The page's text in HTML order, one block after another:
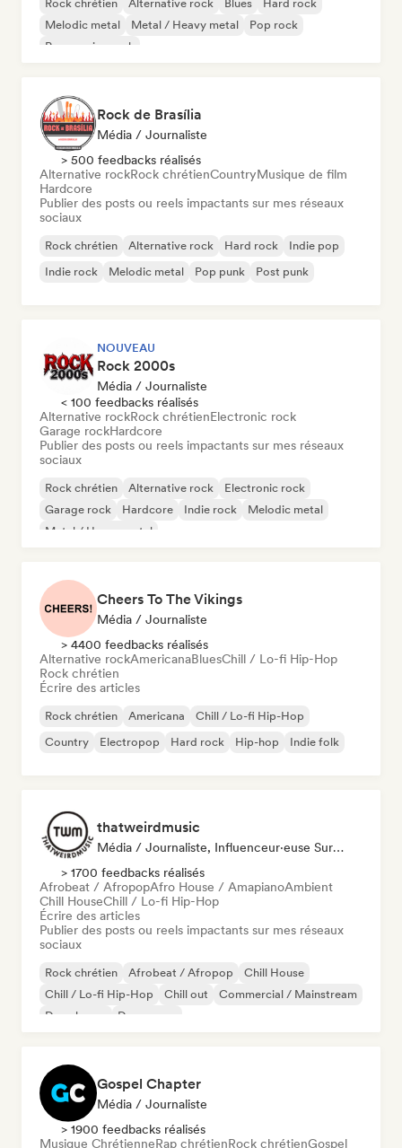
Rock chrétien Alternative rock Blues
Hard rock
Melodic metal
Metal / Heavy metal
Pop rock
Progressive rock
Rock de Brasília
Média / Journaliste
> 500 feedbacks réalisés
Alternative rockRock chrétienCountryMusique de film
Hardcore
Publier des posts ou reels impactants sur mes réseaux
sociaux
Rock chrétien Alternative rock Hard rock
Indie pop
Indie rock
Melodic metal Pop punk Post punk
NOUVEAU
Rock 2000s
Média / Journaliste
< 100 feedbacks réalisés
Alternative rockRock chrétienElectronic rock
Garage rockHardcore
Publier des posts ou reels impactants sur mes réseaux
sociaux
Rock chrétien Alternative rock
Electronic rock
Garage rock
Hardcore Indie rock
Melodic metal
Metal / Heavy metal
Cheers To The Vikings
Média / Journaliste
> 4400 feedbacks réalisés
Alternative rockAmericanaBluesChill / Lo-fi Hip-Hop
Rock chrétien
Écrire des articles
Rock chrétien Americana
Chill / Lo-fi Hip-Hop
Country
Electropop Hard rock Hip-hop Indie folk
thatweirdmusic
Média / Journaliste, Influenceur·euse Sur Les Réseaux Sociaux
> 1700 feedbacks réalisés
Afrobeat / AfropopAfro House / AmapianoAmbient
Chill HouseChill / Lo-fi Hip-Hop
Écrire des articles
Publier des posts ou reels impactants sur mes réseaux
sociaux
Rock chrétien Afrobeat / Afropop
Chill House
Chill / Lo-fi Hip-Hop
Chill out
Commercial / Mainstream
Deep house
Dream pop
Gospel Chapter
Média / Journaliste
> 1900 feedbacks réalisés
Musique ChrétienneRap chrétienRock chrétienGospel